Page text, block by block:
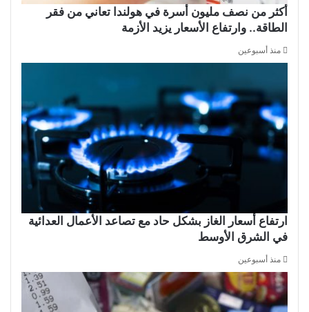
أكثر من نصف مليون أسرة في هولندا تعاني من فقر
الطاقة.. وارتفاع الأسعار يزيد الأزمة
منذ أسبوعين
ارتفاع أسعار الغاز بشكل حاد مع تصاعد الأعمال العدائية
في الشرق الأوسط
منذ أسبوعين